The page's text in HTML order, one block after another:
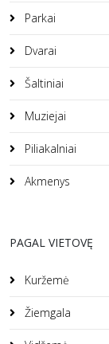
Parkai
Dvarai
Šaltiniai
Muziejai
Piliakalniai
Akmenys
PAGAL VIETOVĘ
Kuržemė
Žiemgala